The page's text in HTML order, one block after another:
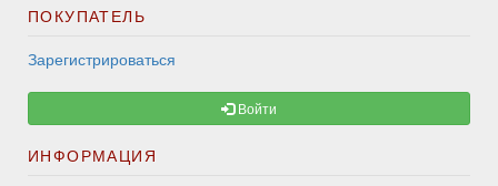
ПОКУПАТЕЛЬ
Зарегистрироваться
Войти
ИНФОРМАЦИЯ